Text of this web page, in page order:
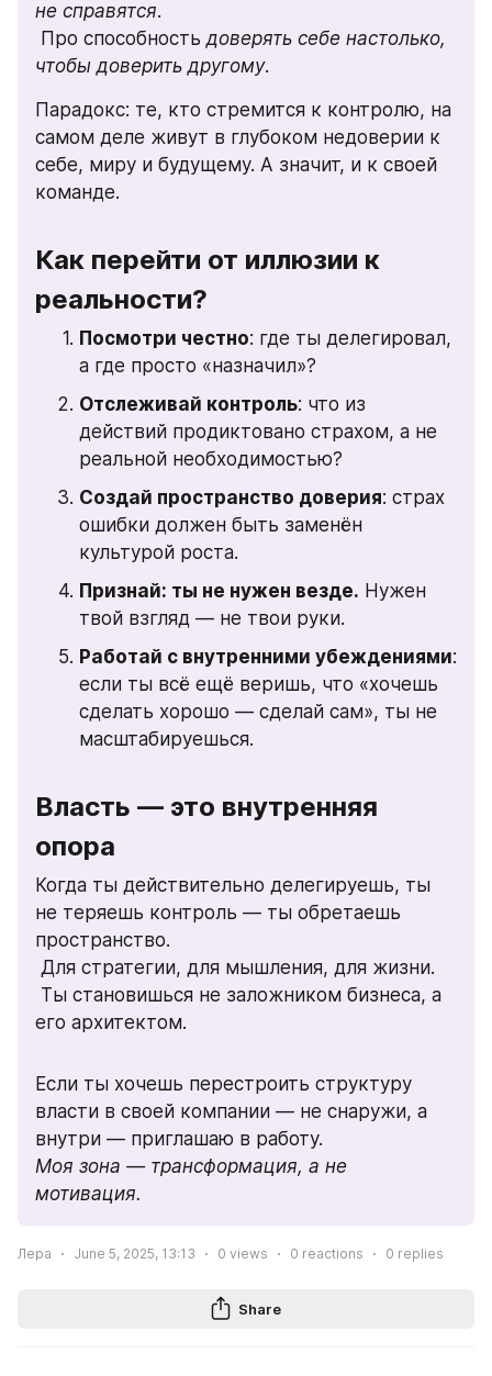
не справятся.
Про способность доверять себе настолько,
чтобы доверить другому.
Парадокс: те, кто стремится к контролю, на
самом деле живут в глубоком недоверии к
себе, миру и будущему. А значит, и к своей
команде.
Как перейти от иллюзии к
реальности?
Посмотри честно: где ты делегировал,
а где просто «назначил»?
Отслеживай контроль: что из
действий продиктовано страхом, а не
реальной необходимостью?
Создай пространство доверия: страх
ошибки должен быть заменён
культурой роста.
Признай: ты не нужен везде. Нужен
твой взгляд — не твои руки.
Работай с внутренними убеждениями:
если ты всё ещё веришь, что «хочешь
сделать хорошо — сделай сам», ты не
масштабируешься.
Власть — это внутренняя
опора
Когда ты действительно делегируешь, ты
не теряешь контроль — ты обретаешь
пространство.
Для стратегии, для мышления, для жизни.
его архитектом.
Если ты хочешь перестроить структуру
власти в своей компании — не снаружи, а
внутри — приглашаю в работу.
Моя зона — трансформация, а не
мотивация.
Лера June 5, 2025, 13:13 0 views 0 reactions 0 replies
Share